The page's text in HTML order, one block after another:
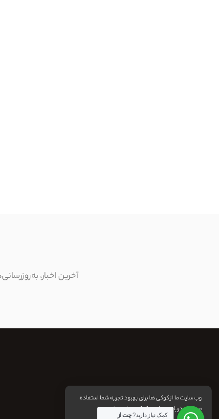
آخرین اخبار،
وب سایت ما از کوکی ها برای بهبود تجربه شما استفاده
می کند. درباره:سیاست کوکیبیشتر بدانید
کمک نیاز دارید?چت از